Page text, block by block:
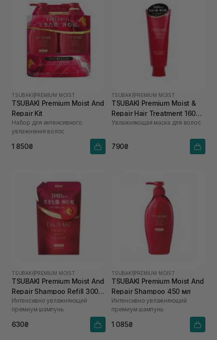
TSUBAKI PREMIUM MOIST
TSUBAKI Premium Moist And
Repair Kit
Набор для интенсивного
увлажнения волос
1 850₴
TSUBAKI PREMIUM MOIST
TSUBAKI Premium Moist &
Repair Hair Treatment 160
мл
Увлажняющая маска для волос
790₴
TSUBAKI PREMIUM MOIST
TSUBAKI Premium Moist And
Repair Shampoo Refill 300
мл
Интенсивно увлажняющий
премиум шампунь
630₴
TSUBAKI PREMIUM MOIST
TSUBAKI Premium Moist And
Repair Shampoo 450 мл
Интенсивно увлажняющий
премиум шампунь
1 085₴